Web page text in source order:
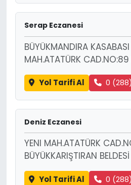
Serap Eczanesi
BÜYÜKMANDIRA
MAH.ATATÜRK CAD.NO:89
Yol Tarifi Al 0
Deniz Eczanesi
YENI MAH.ATATÜRK
BÜYÜKKARIŞTIRAN BELDESİ
Yol Tarifi Al 0